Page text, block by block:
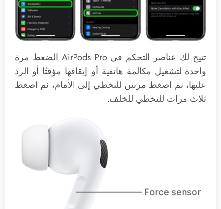
تتيح لك عناصر التحكم في ‌AirPods Pro‌ الضغط مرة
واحدة لتشغيل مكالمة هاتفية أو إيقافها مؤقتًا أو الرد
عليها، ثم اضغط مرتين للتخطي إلى الأمام، ثم اضغط
ثلاث مرات للتخطي للخلف.